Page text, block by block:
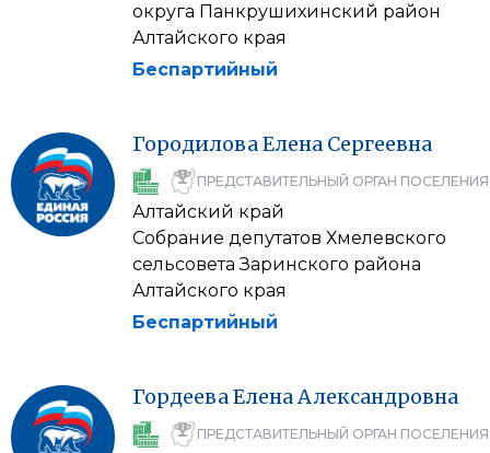
округа Панкрушихинский район
Алтайского края
Беспартийный
ГородиловаЕлена Сергеевна
ПРЕДСТАВИТЕЛЬНЫЙ ОРГАН ПОСЕЛЕНИЯ
Алтайский край
Собрание депутатов Хмелевского
сельсовета Заринского района
Алтайского края
Беспартийный
ГордееваЕленаАлександровна
ПРЕДСТАВИТЕЛЬНЫЙ ОРГАН ПОСЕЛЕНИЯ